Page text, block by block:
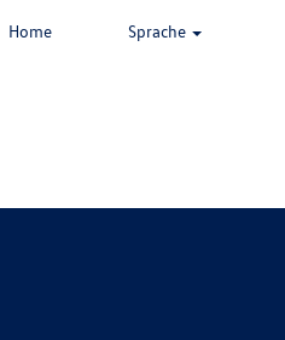
Home Sprache